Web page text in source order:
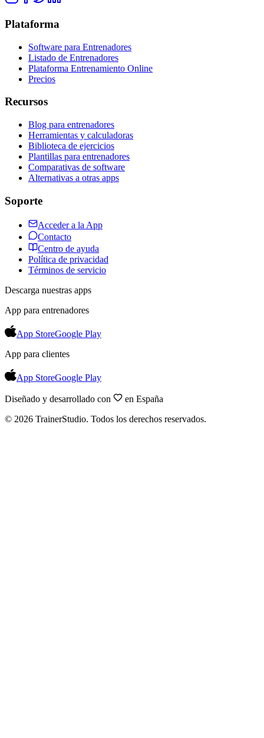
Plataforma
Software para Entrenadores
Listado de Entrenadores
Plataforma Entrenamiento Online
Precios
Recursos
Blog para entrenadores
Herramientas y calculadoras
Biblioteca de ejercicios
Plantillas para entrenadores
Comparativas de software
Alternativas a otras apps
Soporte
Acceder a la App
Contacto
Centro de ayuda
Política de privacidad
Términos de servicio
Descarga nuestras apps
App para entrenadores
App StoreGoogle Play
App para clientes
App StoreGoogle Play
Diseñado y desarrollado con
en España
© 2026 TrainerStudio. Todos los derechos reservados.